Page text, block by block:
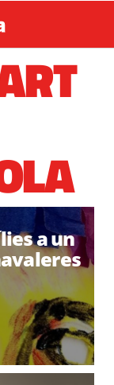
a un